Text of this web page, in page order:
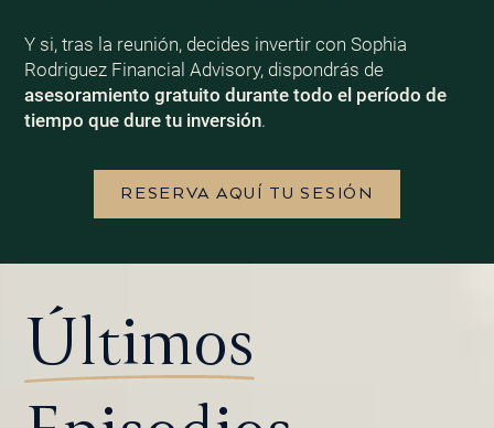
Y si, tras la reunión, decides invertir con Sophia
Rodriguez Financial Advisory, dispondrás de
asesoramiento gratuito durante todo el período de
tiempo que dure tu inversión.
RESERVA AQUÍ TU SESIÓN
Últimos